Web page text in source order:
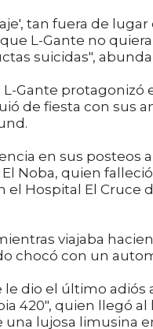
tan fuera de
L-Gante no
suicidas", abunda
L-Gante protagonizó
de fiesta con sus
en sus posteos
Noba, quien
el Hospital El Cruce
viajaba
chocó con un
dio el último adiós
420", quien llegó
lujosa limusina